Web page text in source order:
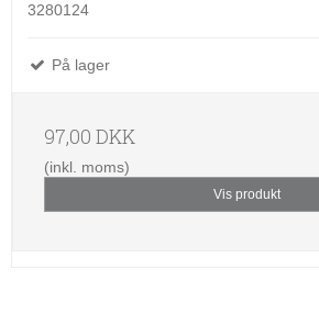
3280124
På lager
97,00 DKK
(inkl. moms)
Vis produkt